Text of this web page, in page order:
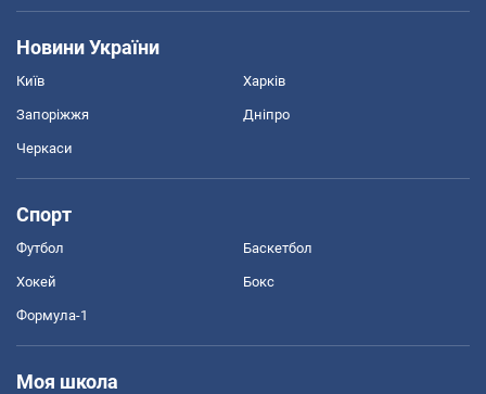
Новини України
Київ Харків
Запоріжжя Дніпро
Черкаси
Спорт
Футбол Баскетбол
Хокей Бокс
Формула-1
Моя школа